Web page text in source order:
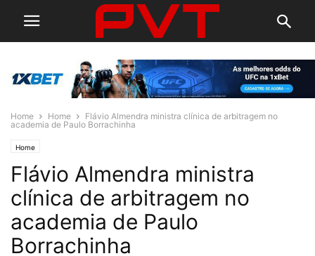
Home Home
Flávio Almendra ministra clínica de arbitragem no
academia de Paulo Borrachinha
Home
Flávio Almendra ministra
clínica de arbitragem no
academia de Paulo
Borrachinha